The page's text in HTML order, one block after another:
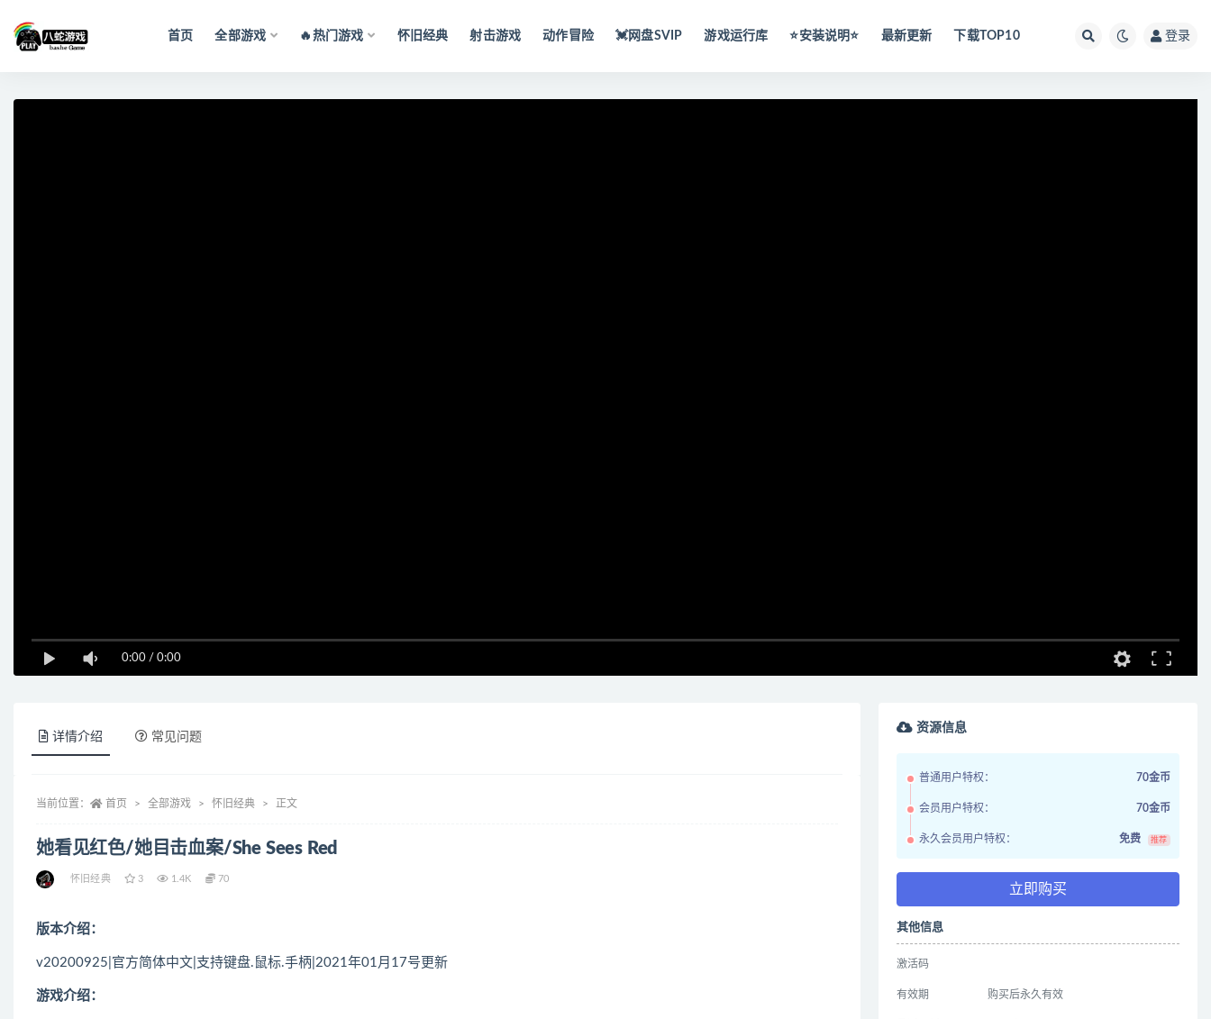
首页 全部游戏 🔥热门游戏 怀旧经典 射击游戏 动作冒险 💓网盘SVIP 游戏运行库 ⭐️安装说明⭐️ 最新更新 下载TOP10 登录
0:00 / 0:00
详情介绍 常见问题
当前位置： 首页 全部游戏 怀旧经典 正文
她看见红色/她目击血案/She Sees Red
怀旧经典 3 1.4K 70
版本介绍：
v20200925|官方简体中文|支持键盘.鼠标.手柄|2021年01月17号更新
游戏介绍：
资源信息
普通用户特权： 70金币
会员用户特权： 70金币
永久会员用户特权： 免费 推荐
立即购买
其他信息
激活码
有效期 购买后永久有效